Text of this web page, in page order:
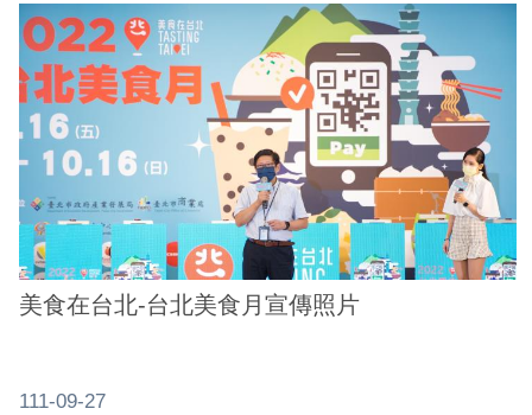
美食在台北-台北美食月宣傳照片
111-09-27